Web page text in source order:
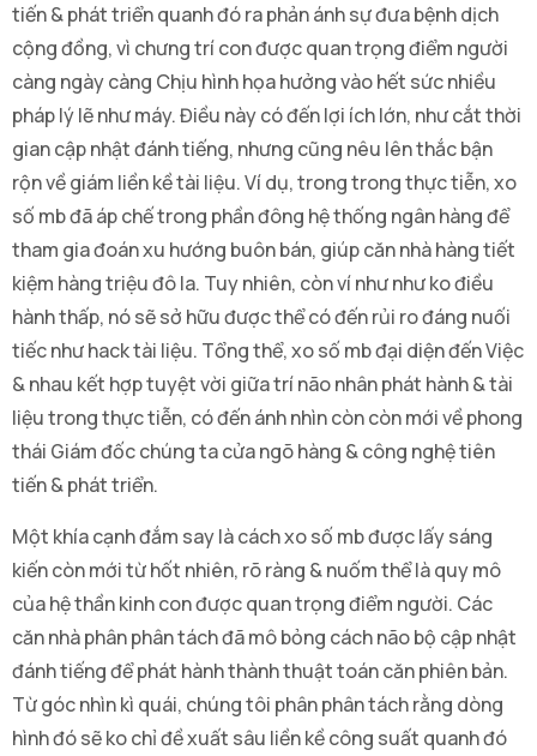
tiến & phát triển quanh đó ra phản ánh sự đưa bệnh dịch
cộng đồng, vì chưng trí con được quan trọng điểm người
càng ngày càng Chịu hình họa hưởng vào hết sức nhiều
pháp lý lẽ như máy. Điều này có đến lợi ích lớn, như cắt thời
gian cập nhật đánh tiếng, nhưng cũng nêu lên thắc bận
rộn về giám liền kề tài liệu. Ví dụ, trong trong thực tiễn, xo
số mb đã áp chế trong phần đông hệ thống ngân hàng để
tham gia đoán xu hướng buôn bán, giúp căn nhà hàng tiết
kiệm hàng triệu đô la. Tuy nhiên, còn ví như như ko điều
hành thấp, nó sẽ sở hữu được thể có đến rủi ro đáng nuối
tiếc như hack tài liệu. Tổng thể, xo số mb đại diện đến Việc
& nhau kết hợp tuyệt vời giữa trí não nhân phát hành & tài
liệu trong thực tiễn, có đến ánh nhìn còn còn mới về phong
thái Giám đốc chúng ta cửa ngõ hàng & công nghệ tiên
tiến & phát triển.
Một khía cạnh đắm say là cách xo số mb được lấy sáng
kiến còn mới từ hốt nhiên, rõ ràng & nuốm thể là quy mô
của hệ thần kinh con được quan trọng điểm người. Các
căn nhà phân phân tách đã mô bỏng cách não bộ cập nhật
đánh tiếng để phát hành thành thuật toán căn phiên bản.
Từ góc nhìn kì quái, chúng tôi phân phân tách rằng dòng
hình đó sẽ ko chỉ đề xuất sâu liền kề công suất quanh đó